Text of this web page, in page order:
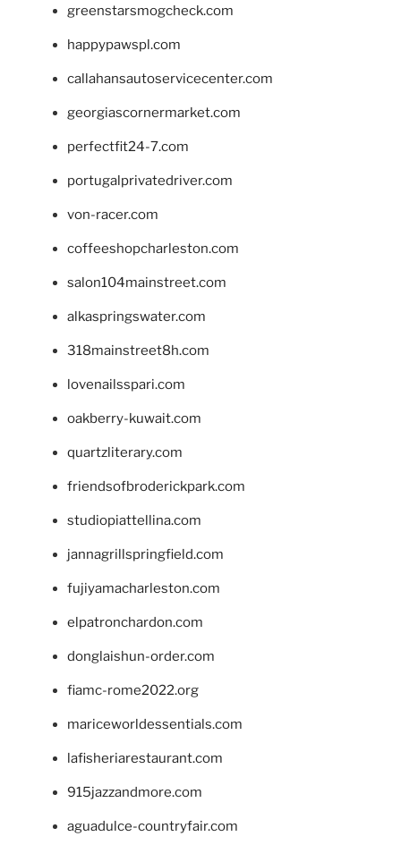
greenstarsmogcheck.com
happypawspl.com
callahansautoservicecenter.com
georgiascornermarket.com
perfectfit24-7.com
portugalprivatedriver.com
von-racer.com
coffeeshopcharleston.com
salon104mainstreet.com
alkaspringswater.com
318mainstreet8h.com
lovenailsspari.com
oakberry-kuwait.com
quartzliterary.com
friendsofbroderickpark.com
studiopiattellina.com
jannagrillspringfield.com
fujiyamacharleston.com
elpatronchardon.com
donglaishun-order.com
fiamc-rome2022.org
mariceworldessentials.com
lafisheriarestaurant.com
915jazzandmore.com
aguadulce-countryfair.com